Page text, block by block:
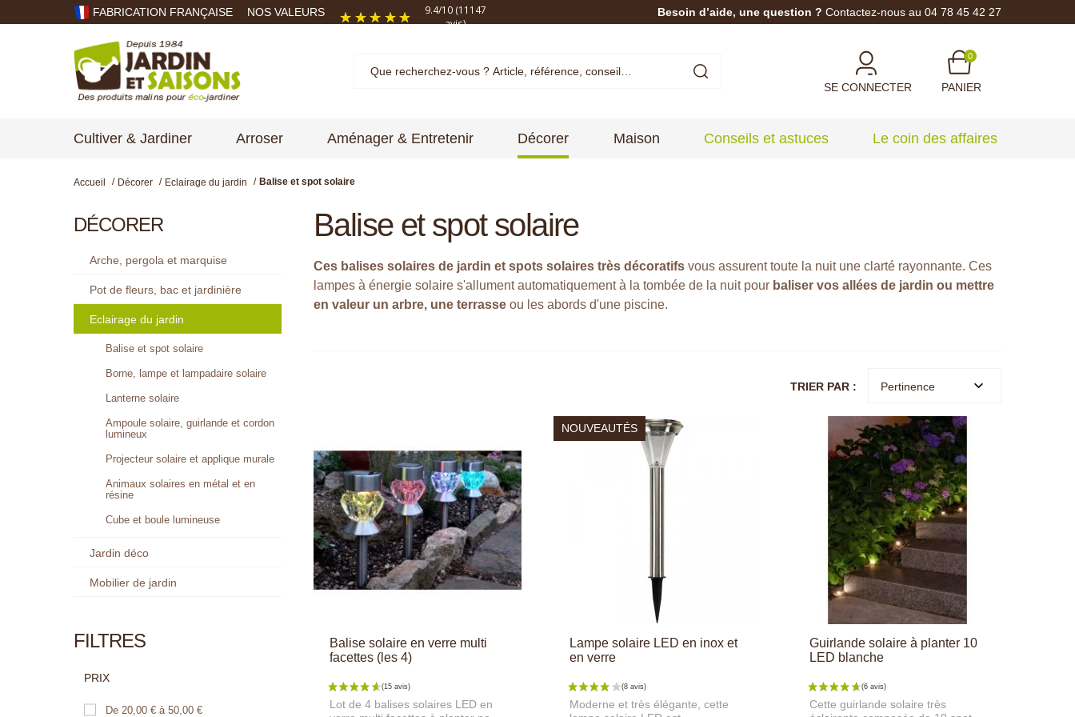
FABRICATION FRANÇAISE NOS VALEURS
avis)
Besoin d’aide, une question ? Contactez-nous au 04 78 45 42 27
SE CONNECTER PANIER
0
Cultiver & Jardiner Arroser Aménager & Entretenir Décorer Maison Conseils et astuces Le coin des affaires
Accueil Décorer Eclairage du jardin Balise et spot solaire
DÉCORER
Arche, pergola et marquise
Pot de fleurs, bac et jardinière
Eclairage du jardin
Balise et spot solaire
Borne, lampe et lampadaire solaire
Lanterne solaire
Ampoule solaire, guirlande et cordon
lumineux
Projecteur solaire et applique murale
Animaux solaires en métal et en
résine
Cube et boule lumineuse
Jardin déco
Mobilier de jardin
FILTRES
PRIX
De 20,00 € à 50,00 €
Balise et spot solaire
Ces balises solaires de jardin et spots solaires très décoratifs vous assurent toute la nuit une clarté rayonnante. Ces
lampes à énergie solaire s'allument automatiquement à la tombée de la nuit pour baliser vos allées de jardin ou mettre
en valeur un arbre, une terrasse ou les abords d'une piscine.
TRIER PAR : Pertinence
Balise solaire en verre multi
facettes (les 4)
Lot de 4 balises solaires LED en
NOUVEAUTÉS
Lampe solaire LED en inox et
en verre
Moderne et très élégante, cette
Guirlande solaire à planter 10
LED blanche
Cette guirlande solaire très